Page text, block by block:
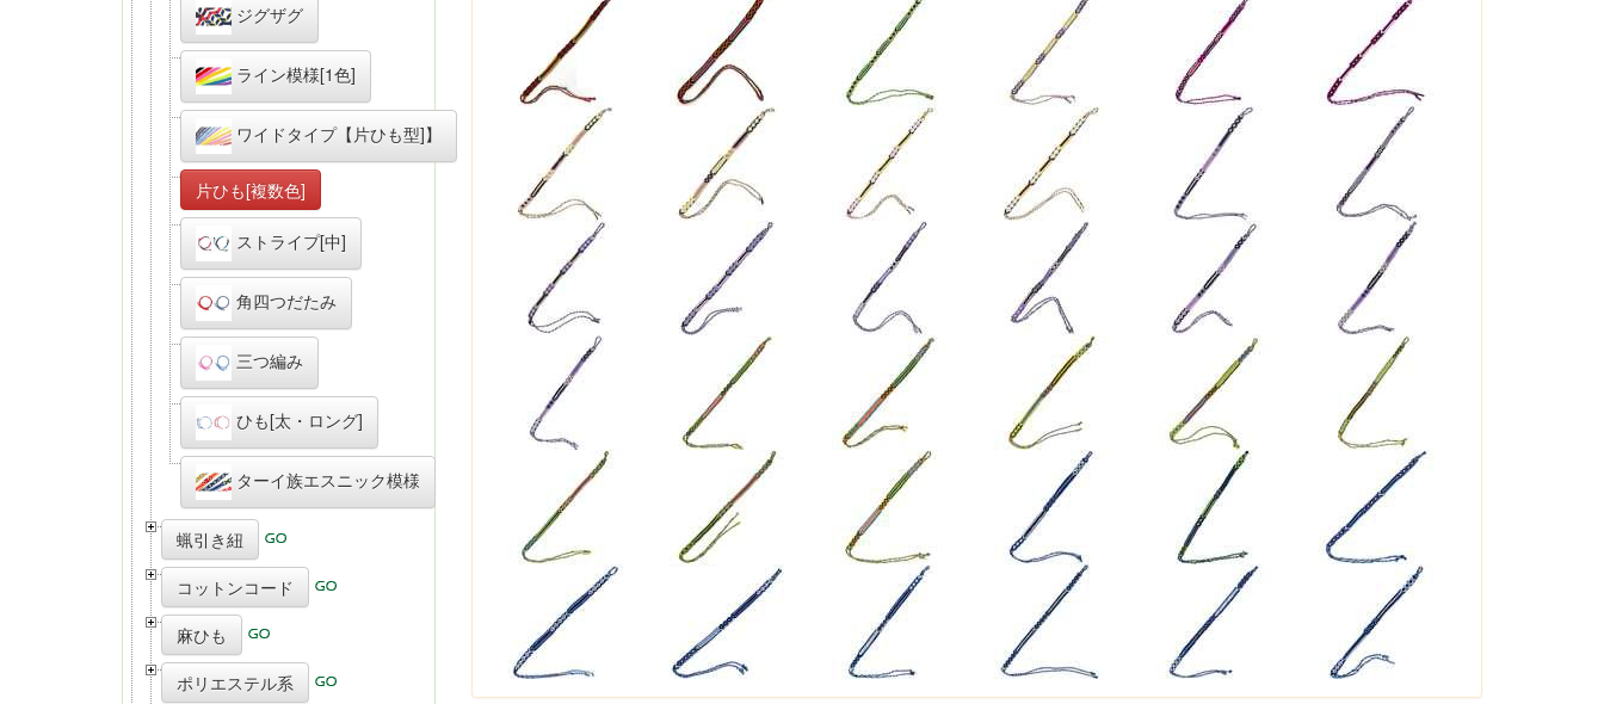
ジグザグ
ライン模様[1色]
ワイドタイプ【片ひも型]】
片ひも[複数色]
ストライプ[中]
角四つだたみ
三つ編み
ひも[太・ロング]
ターイ族エスニック模様
蝋引き紐
コットンコード
麻ひも
ポリエステル系